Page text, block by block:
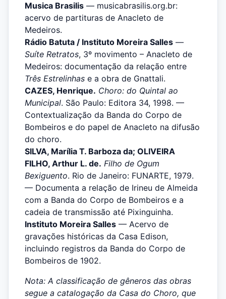
Musica Brasilis — musicabrasilis.org.br:
acervo de partituras de Anacleto de
Medeiros.
Rádio Batuta / Instituto Moreira Salles —
Suíte Retratos, 3º movimento – Anacleto de
Medeiros: documentação da relação entre
Três Estrelinhas e a obra de Gnattali.
CAZES, Henrique. Choro: do Quintal ao
Municipal. São Paulo: Editora 34, 1998. —
Contextualização da Banda do Corpo de
Bombeiros e do papel de Anacleto na difusão
do choro.
SILVA, Marília T. Barboza da; OLIVEIRA
FILHO, Arthur L. de. Filho de Ogum
Bexiguento. Rio de Janeiro: FUNARTE, 1979.
— Documenta a relação de Irineu de Almeida
com a Banda do Corpo de Bombeiros e a
cadeia de transmissão até Pixinguinha.
Instituto Moreira Salles — Acervo de
gravações históricas da Casa Edison,
incluindo registros da Banda do Corpo de
Bombeiros de 1902.
Nota: A classificação de gêneros das obras
segue a catalogação da Casa do Choro, que